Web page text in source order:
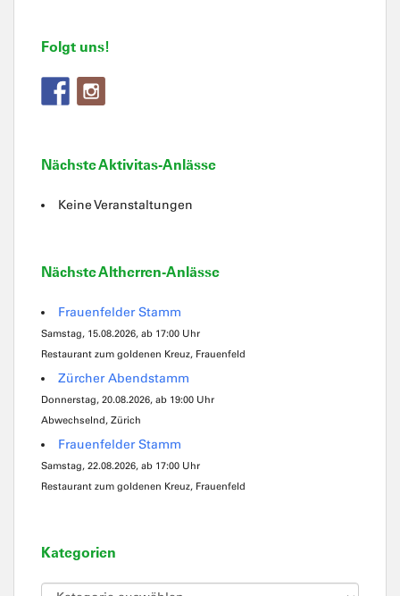
Folgt uns!
Nächste Aktivitas-Anlässe
Keine Veranstaltungen
Nächste Altherren-Anlässe
Frauenfelder Stamm
Samstag, 15.08.2026, ab 17:00 Uhr
Restaurant zum goldenen Kreuz, Frauenfeld
Zürcher Abendstamm
Donnerstag, 20.08.2026, ab 19:00 Uhr
Abwechselnd, Zürich
Frauenfelder Stamm
Samstag, 22.08.2026, ab 17:00 Uhr
Restaurant zum goldenen Kreuz, Frauenfeld
Kategorien
Kategorien